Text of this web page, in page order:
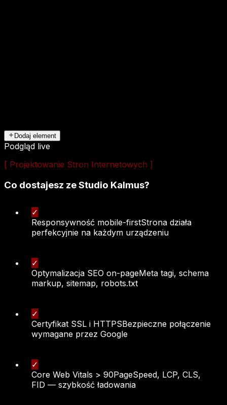
Dodaj element
Podgląd live
[ Projektowanie Stron Internetowych ]
Co dostajesz ze Studio Kalmus?
✓
Responsywność mobile-firstStrona działa
perfekcyjnie na każdym urządzeniu
✓
Optymalizacja SEO on-pageMeta tagi, schema
markup, sitemap, robots.txt
✓
Certyfikat SSL i HTTPSBezpieczne połączenie
wymagane przez Google
✓
Core Web Vitals > 90PageSpeed, LCP, CLS,
FID — szybkość ładowania